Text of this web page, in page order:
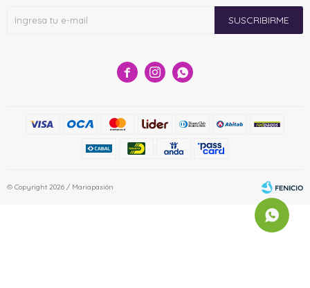
  
SUSCRIBIRME
© Copyright 2026 / Mariapasión